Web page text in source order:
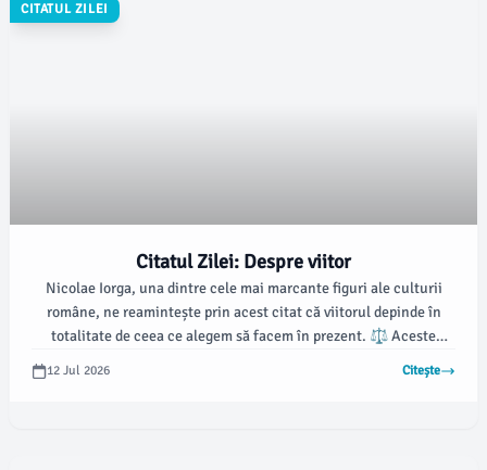
CITATUL ZILEI
Citatul Zilei: Despre viitor
Nicolae Iorga, una dintre cele mai marcante figuri ale culturii
române, ne reamintește prin acest citat că viitorul depinde în
totalitate de ceea ce alegem să facem în prezent. ⚖️ Aceste
subliniind importanța fiecărei decizii pe care o luăm în viața
12 Jul 2026 Citește